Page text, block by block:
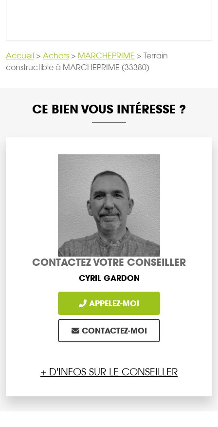
Accueil > Achats > MARCHEPRIME > Terrain
constructible à MARCHEPRIME (33380)
CE BIEN VOUS INTÉRESSE ?
CONTACTEZ VOTRE CONSEILLER
CYRIL GARDON
APPELEZ-MOI
CONTACTEZ-MOI
+ D'INFOS SUR LE CONSEILLER